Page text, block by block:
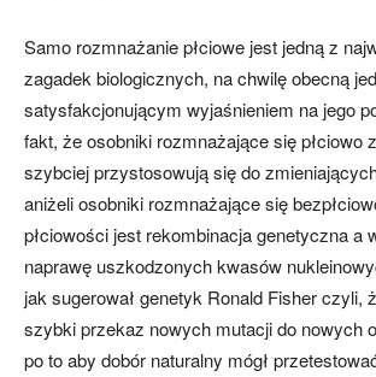
Samo rozmnażanie płciowe jest jedną z
zagadek biologicznych, na chwilę obecną
satysfakcjonującym wyjaśnieniem na jego
fakt, że osobniki rozmnażające się płciowo
szybciej przystosowują się do
aniżeli osobniki rozmnażające się
płciowości jest rekombinacja genetyczna a
naprawę uszkodzonych kwasów
jak sugerował genetyk Ronald Fisher czyli,
szybki przekaz nowych mutacji do nowych
po to aby dobór naturalny mógł